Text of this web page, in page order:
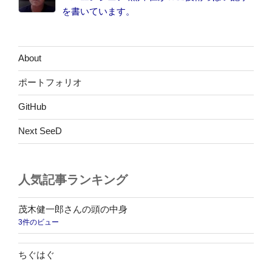
正
現
[IPv4]”
の
を書いています。
About
ポートフォリオ
GitHub
Next SeeD
人気記事ランキング
茂木健一郎さんの頭の中身
3件のビュー
ちぐはぐ